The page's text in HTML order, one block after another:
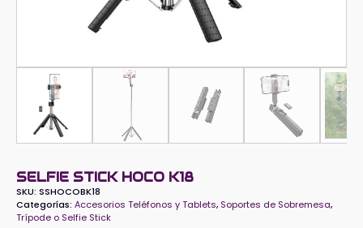
SELFIE STICK HOCO K18
SKU: SSHOCOBK18
Categorías: Accesorios Teléfonos y Tablets, Soportes de Sobremesa,
Trípode o Selfie Stick